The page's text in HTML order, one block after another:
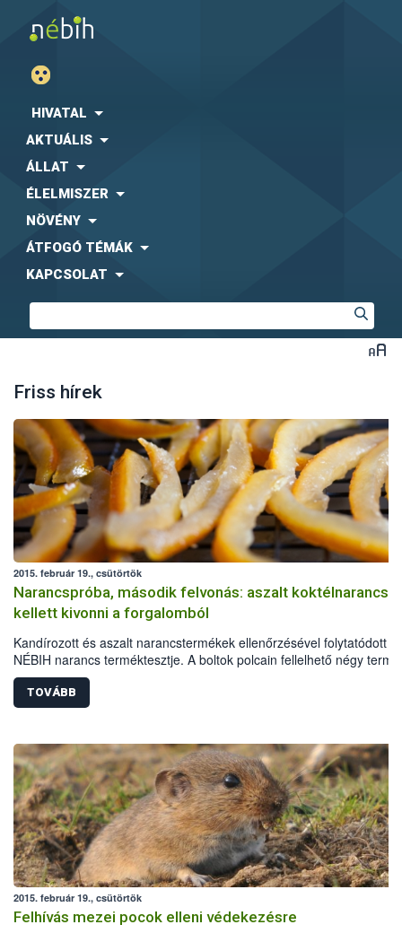
HIVATAL
AKTUÁLIS
ÁLLAT
ÉLELMISZER
NÖVÉNY
ÁTFOGÓ TÉMÁK
KAPCSOLAT
Friss hírek
2015. február 19., csütörtök
Narancspróba, második felvonás: aszalt koktélnarancsot
kellett kivonni a forgalomból
Kandírozott és aszalt narancstermékek ellenőrzésével folytatódott a
NÉBIH narancs terméktesztje. A boltok polcain fellelhető négy
egyet, a Tündérkert Traiding Kft. aszalt, cukrozott koktélnarancsát az
összetevők között sem jelölt, megengedettnél magasabb
színezéktartalom miatt ki kellett vonni a forgalomból.
TOVÁBB
2015. február 19., csütörtök
Felhívás mezei pocok elleni védekezésre